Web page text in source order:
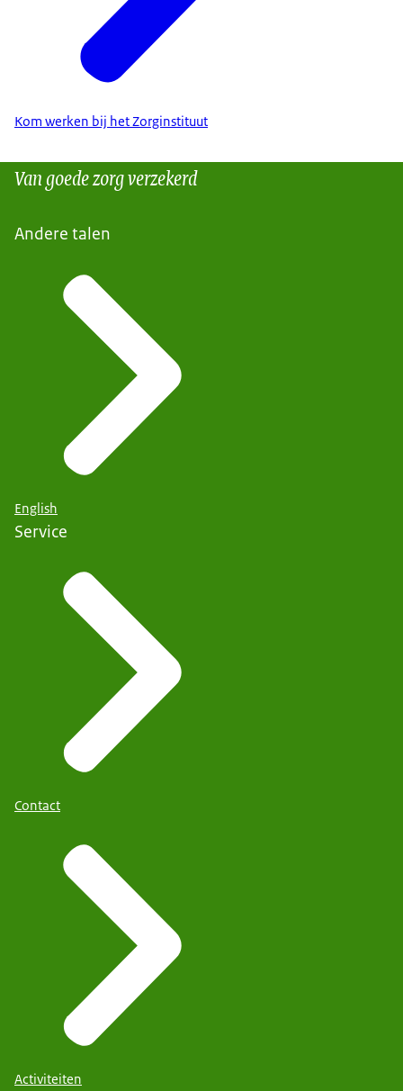
Kom werken bij het Zorginstituut
Van goede zorg verzekerd
Andere talen
English
Service
Contact
Activiteiten